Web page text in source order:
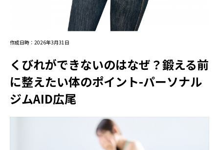
作成日時：2026年3月31日
くびれができないのはなぜ？鍛える前
に整えたい体のポイント-パーソナル
ジムAID広尾